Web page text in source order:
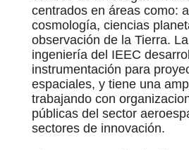
centrados en áreas como:
cosmología, ciencias
observación de la Tierra.
ingeniería del IEEC
instrumentación para
espaciales, y tiene una
trabajando con
públicas del sector
sectores de innovación.